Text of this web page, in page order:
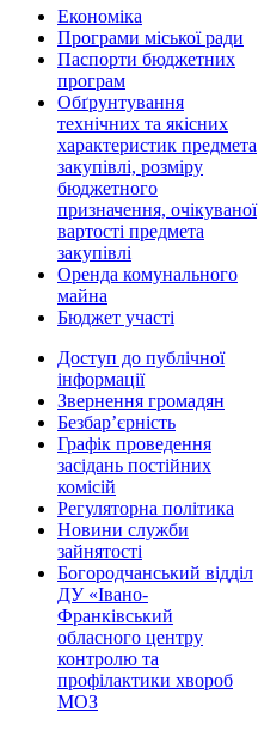
Економіка
Програми міської ради
Паспорти бюджетних
програм
Обґрунтування
технічних та якісних
характеристик предмета
закупівлі, розміру
бюджетного
призначення, очікуваної
вартості предмета
закупівлі
Оренда комунального
майна
Бюджет участі
Доступ до публічної
інформації
Звернення громадян
Безбар’єрність
Графік проведення
засідань постійних
комісій
Регуляторна політика
Новини служби
зайнятості
Богородчанський відділ
ДУ «Івано-
Франківський
обласного центру
контролю та
профілактики хвороб
МОЗ